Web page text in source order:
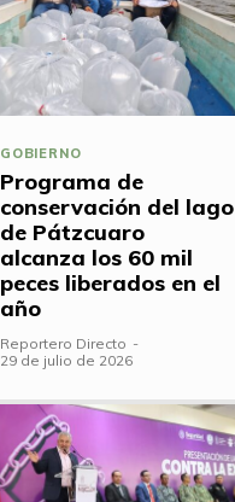
GOBIERNO
Programa de
conservación del lago
de Pátzcuaro
alcanza los 60 mil
peces liberados en el
año
Reportero Directo -
29 de julio de 2026